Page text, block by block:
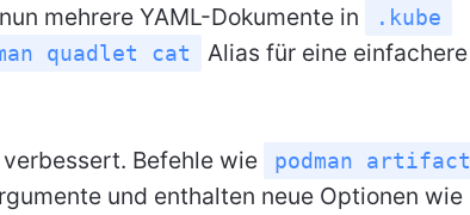
mehrere YAML-Dokumente in .kube
quadlet cat
Alias für eine einfachere
Befehle wie
podman artifact
und enthalten neue Optionen wie